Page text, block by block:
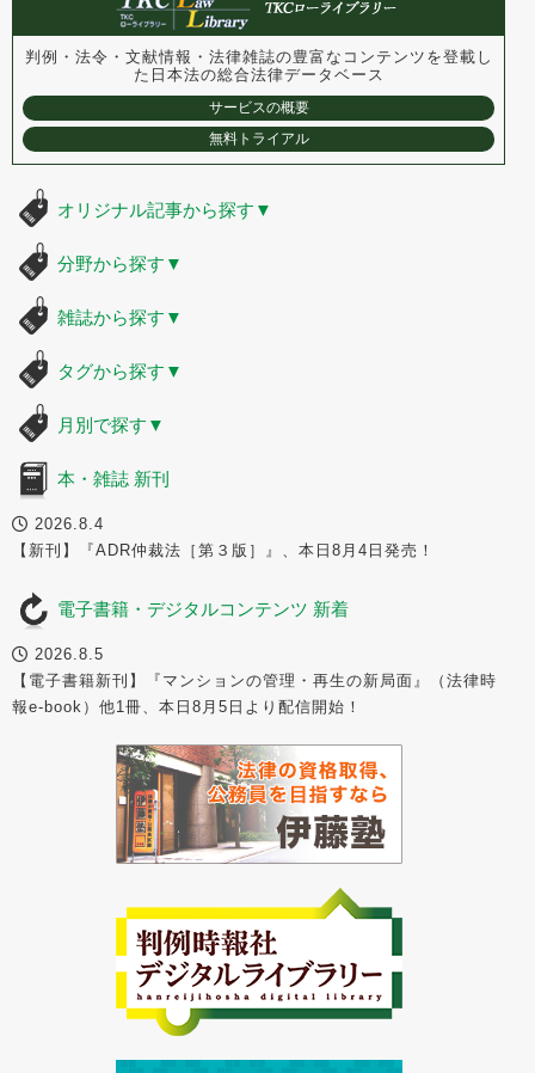
判例・法令・文献情報・法律雑誌の豊富なコンテンツを登載し
た 日本法の総合法律データベース
サービスの概要
無料トライアル
オリジナル記事から探す ▼
分野から探す ▼
雑誌から探す ▼
タグから探す ▼
月別で探す ▼
本・雑誌 新刊
2026.8.4
【新刊】『ADR仲裁法［第３版］』、本日8月4日発売！
電子書籍・デジタルコンテンツ 新着
2026.8.5
【電子書籍新刊】『マンションの管理・再生の新局面』（法律時
報e-book）他1冊、本日8月5日より配信開始！